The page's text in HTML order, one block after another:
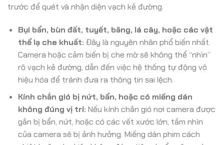
trước để quét và nhận diện vạch kẻ đường.
Bụi bẩn, bùn đất, tuyết, băng, lá cây, hoặc các vật
thể lạ che khuất: Đây là nguyên nhân phổ biến nhất.
Camera hoặc cảm biến bị che mờ sẽ không thể “nhìn”
rõ vạch kẻ đường, dẫn đến việc hệ thống tự động vô
hiệu hóa để tránh đưa ra thông tin sai lệch.
Kính chắn gió bị nứt, bẩn, hoặc có miếng dán
không đúng vị trí: Nếu kính chắn gió nơi camera được
gắn bị bẩn, nứt, hoặc có các vết xước lớn, tầm nhìn
của camera sẽ bị ảnh hưởng. Miếng dán phim cách